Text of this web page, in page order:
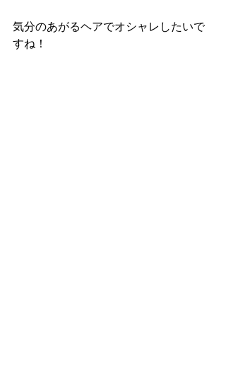
気分のあがるヘアでオシャレしたいで
すね！